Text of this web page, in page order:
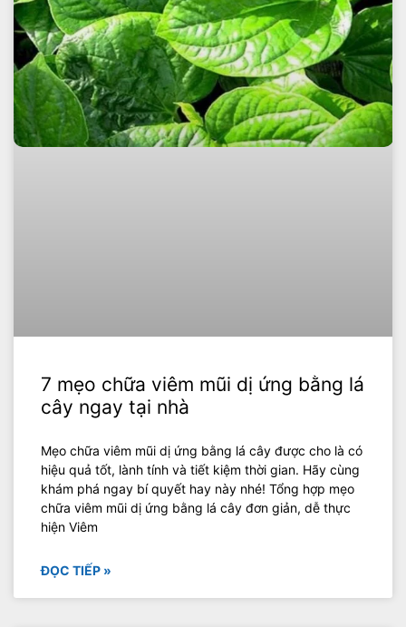
7 mẹo chữa viêm mũi dị ứng bằng lá
cây ngay tại nhà
Mẹo chữa viêm mũi dị ứng bằng lá cây được cho là có
hiệu quả tốt, lành tính và tiết kiệm thời gian. Hãy cùng
khám phá ngay bí quyết hay này nhé! Tổng hợp mẹo
chữa viêm mũi dị ứng bằng lá cây đơn giản, dễ thực
hiện Viêm
ĐỌC TIẾP »